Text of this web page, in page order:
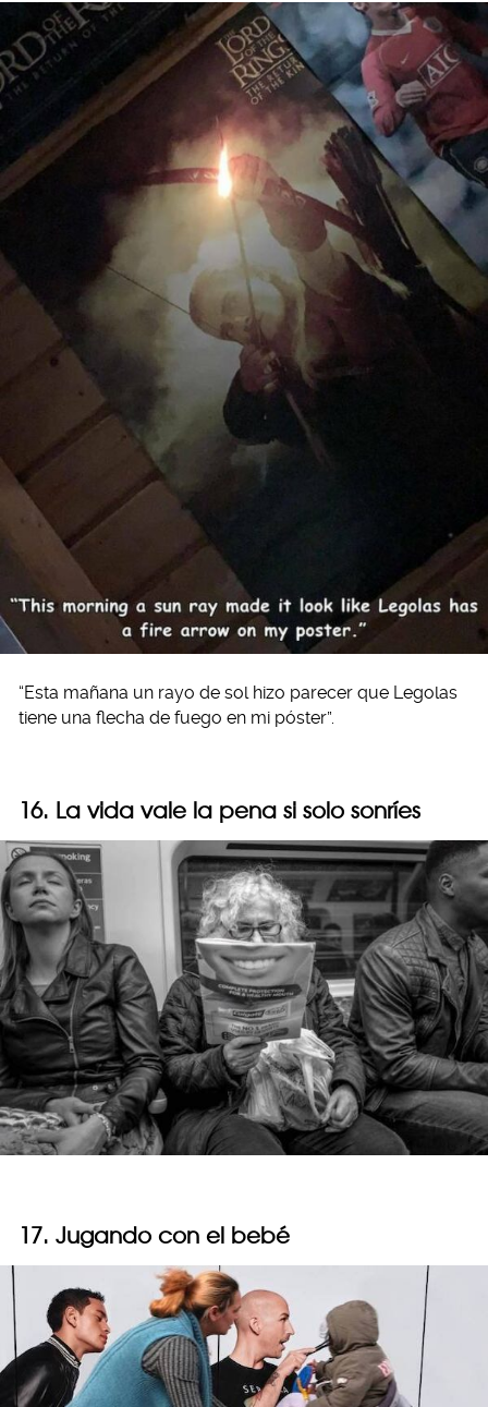
“Esta mañana un rayo de sol hizo parecer que Legolas
tiene una flecha de fuego en mi póster”.
16. La vida vale la pena si solo sonríes
17. Jugando con el bebé